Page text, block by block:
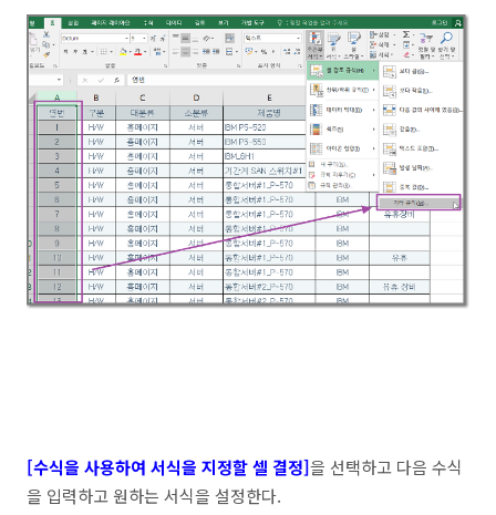
[수식을 사용하여 서식을 지정할 셀 결정]을 선택하고 다음 수식
을 입력하고 원하는 서식을 설정한다.